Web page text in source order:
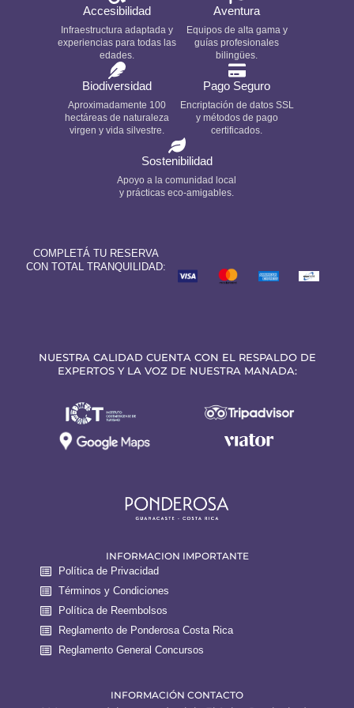
Accesibilidad
Infraestructura adaptada y
experiencias para todas las
edades.
Aventura
Equipos de alta gama y
guías profesionales
bilingües.
Biodiversidad
Aproximadamente 100
hectáreas de naturaleza
virgen y vida silvestre.
Pago Seguro
Encriptación de datos SSL
y métodos de pago
certificados.
Sostenibilidad
Apoyo a la comunidad local
y prácticas eco-amigables.
COMPLETÁ TU RESERVA
CON TOTAL TRANQUILIDAD:
NUESTRA CALIDAD CUENTA CON EL RESPALDO DE
EXPERTOS Y LA VOZ DE NUESTRA MANADA:
INFORMACION IMPORTANTE
Política de Privacidad
Términos y Condiciones
Política de Reembolsos
Reglamento de Ponderosa Costa Rica
Reglamento General Concursos
INFORMACIÓN CONTACTO